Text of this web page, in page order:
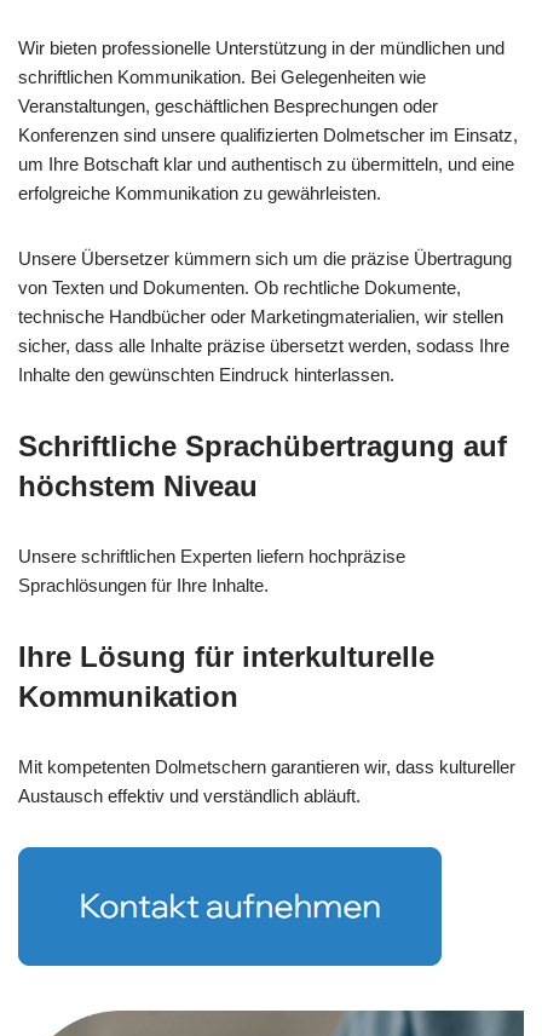
Wir bieten professionelle Unterstützung in der mündlichen und
schriftlichen Kommunikation. Bei Gelegenheiten wie
Veranstaltungen, geschäftlichen Besprechungen oder
Konferenzen sind unsere qualifizierten Dolmetscher im Einsatz,
um Ihre Botschaft klar und authentisch zu übermitteln, und eine
erfolgreiche Kommunikation zu gewährleisten.
Unsere Übersetzer kümmern sich um die präzise Übertragung
von Texten und Dokumenten. Ob rechtliche Dokumente,
technische Handbücher oder Marketingmaterialien, wir stellen
sicher, dass alle Inhalte präzise übersetzt werden, sodass Ihre
Inhalte den gewünschten Eindruck hinterlassen.
Schriftliche Sprachübertragung auf
höchstem Niveau
Unsere schriftlichen Experten liefern hochpräzise
Sprachlösungen für Ihre Inhalte.
Ihre Lösung für interkulturelle
Kommunikation
Mit kompetenten Dolmetschern garantieren wir, dass kultureller
Austausch effektiv und verständlich abläuft.